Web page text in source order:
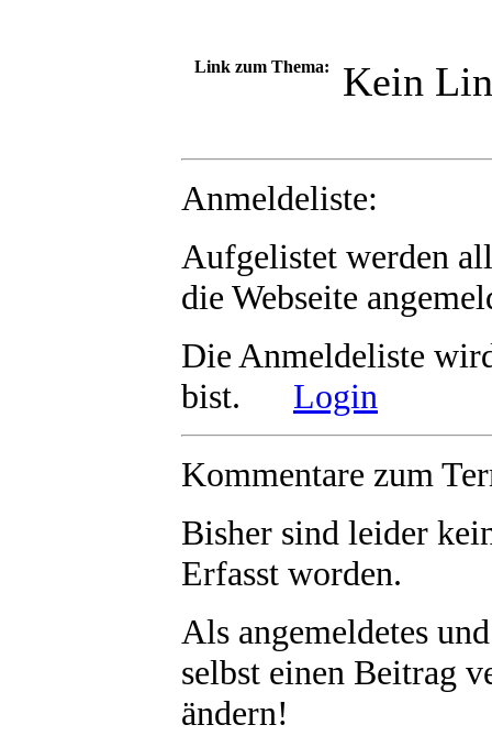
Link zum Thema: Kein
Anmeldeliste:
Aufgelistet werden
die Webseite
Die Anmeldeliste
bist. Login
Kommentare zum
Bisher sind leider
Erfasst worden.
Als angemeldetes
selbst einen Beitrag
ändern!